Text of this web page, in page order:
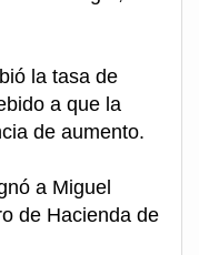
la tasa de
a que la
de aumento.
a Miguel
de Hacienda de